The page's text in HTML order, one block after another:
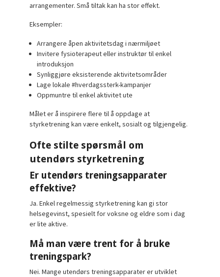
arrangementer. Små tiltak kan ha stor effekt.
Eksempler:
Arrangere åpen aktivitetsdag i nærmiljøet
Invitere fysioterapeut eller instruktør til enkel
introduksjon
Synliggjøre eksisterende aktivitetsområder
Lage lokale #hverdagssterk-kampanjer
Oppmuntre til enkel aktivitet ute
Målet er å inspirere flere til å oppdage at
styrketrening kan være enkelt, sosialt og tilgjengelig.
Ofte stilte spørsmål om
utendørs styrketrening
Er utendørs treningsapparater
effektive?
Ja. Enkel regelmessig styrketrening kan gi stor
helsegevinst, spesielt for voksne og eldre som i dag
er lite aktive.
Må man være trent for å bruke
treningspark?
Nei. Mange utendørs treningsapparater er utviklet